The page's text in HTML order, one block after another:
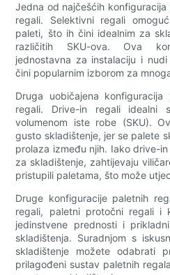
Jedna od najčešćih
regali. Selektivni regali
paleti, što ih čini idealnim za
različitih SKU-ova. Ova
jednostavna za instalaciju i
čini popularnim izborom za
Druga uobičajena
regali. Drive-in regali idealni
volumenom iste robe (SKU).
gusto skladištenje, jer se palete
prolaza između njih. Iako drive-
za skladištenje, zahtijevaju
pristupili paletama, što može
Druge konfiguracije paletnih
regali, paletni protočni regali i
jedinstvene prednosti i
skladištenja. Suradnjom s
skladištenje možete odabrati
prilagođeni sustav paletnih